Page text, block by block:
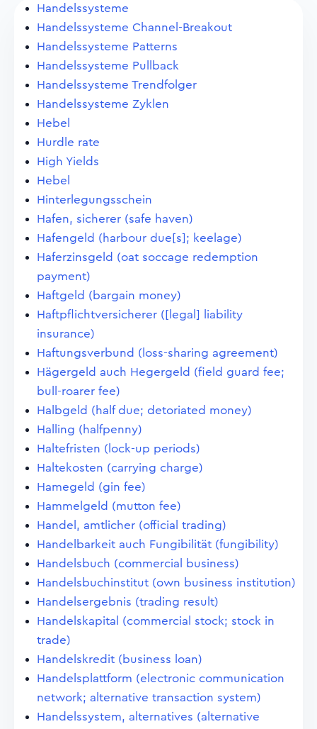
Handelssysteme
Handelssysteme Channel-Breakout
Handelssysteme Patterns
Handelssysteme Pullback
Handelssysteme Trendfolger
Handelssysteme Zyklen
Hebel
Hurdle rate
High Yields
Hebel
Hinterlegungsschein
Hafen, sicherer (safe haven)
Hafengeld (harbour due[s]; keelage)
Haferzinsgeld (oat soccage redemption
payment)
Haftgeld (bargain money)
Haftpflichtversicherer ([legal] liability
insurance)
Haftungsverbund (loss-sharing agreement)
Hägergeld auch Hegergeld (field guard fee;
bull-roarer fee)
Halbgeld (half due; detoriated money)
Halling (halfpenny)
Haltefristen (lock-up periods)
Haltekosten (carrying charge)
Hamegeld (gin fee)
Hammelgeld (mutton fee)
Handel, amtlicher (official trading)
Handelbarkeit auch Fungibilität (fungibility)
Handelsbuch (commercial business)
Handelsbuchinstitut (own business institution)
Handelsergebnis (trading result)
Handelskapital (commercial stock; stock in
trade)
Handelskredit (business loan)
Handelsplattform (electronic communication
network; alternative transaction system)
Handelssystem, alternatives (alternative